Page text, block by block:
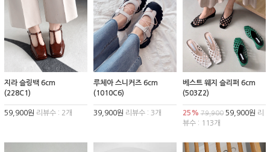
지라 슬링백 6cm
(228C1)
59,900원 리뷰수 : 2개
루체아 스니커즈 6cm
(1010C6)
39,900원 리뷰수 : 3개
베스트 웨지 슬리퍼 6cm
(503Z2)
25% 79,90059,900원 리
뷰수 : 113개